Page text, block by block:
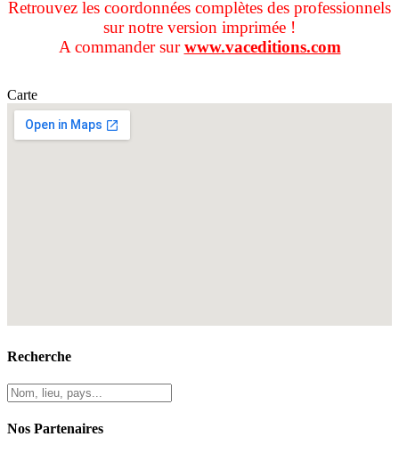
Retrouvez les coordonnées complètes des professionnels
sur notre version imprimée !
A commander surwww.vaceditions.com
Carte
Recherche
Nos Partenaires